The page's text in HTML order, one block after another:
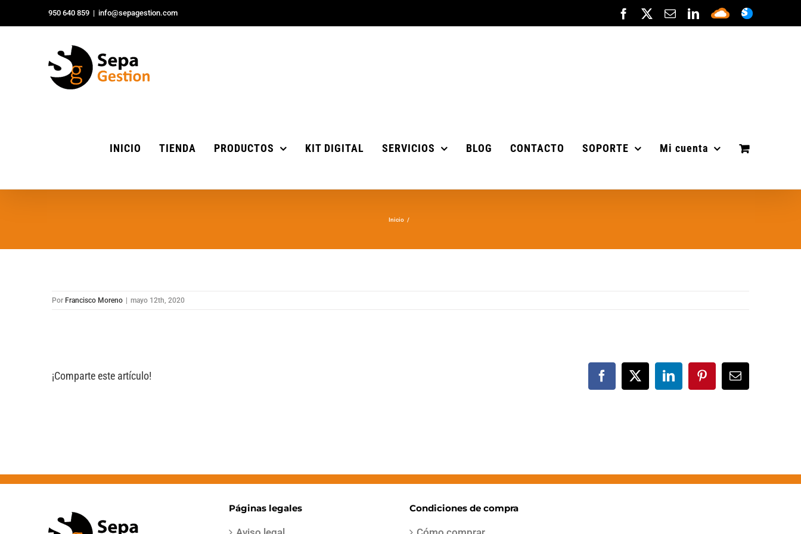
al
950 640 859 | info@sepagestion.com Facebook
X
Correo
electrónico
LinkedIn
Sepa
Cloud
INICIO TIENDA PRODUCTOS KIT DIGITAL SERVICIOS BLOG CONTACTO SOPORTE Mi cuenta
Inicio
Por Francisco Moreno mayo 12th, 2020
¡Comparte este artículo! Facebook
X LinkedInPinterestCorreo
electrónico
Páginas legales Condiciones de compra